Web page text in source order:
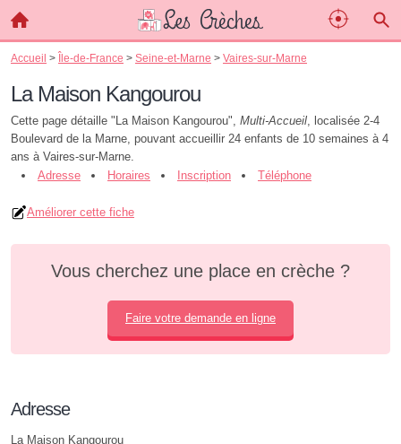
Accueil > Île-de-France > Seine-et-Marne > Vaires-sur-Marne
La Maison Kangourou
Cette page détaille "La Maison Kangourou", Multi-Accueil, localisée 2-4
Boulevard de la Marne, pouvant accueillir 24 enfants de 10 semaines à 4
ans à Vaires-sur-Marne.
Adresse
Horaires Inscription Téléphone
Améliorer cette fiche
Vous cherchez une place en crèche ?
Faire votre demande en ligne
Adresse
La Maison Kangourou